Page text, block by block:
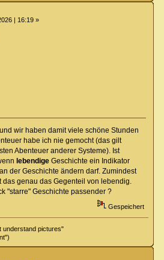
| 16:19 »
wir haben damit viele schöne Stunden
habe ich nie gemocht (das gilt
Abenteuer anderer Systeme). Ist
lebendigeGeschichte ein Indikator
der Geschichte ändern darf. Zumindest
genau das Gegenteil von lebendig.
"starre" Geschichte passender ?
Gespeichert
understand pictures"